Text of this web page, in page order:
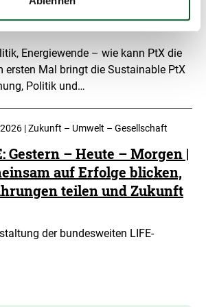
PtX Amid Global
Energiewende – wie kann PtX die
ersten Mal bringt die Sustainable PtX
Politik und…
| Zukunft – Umwelt – Gesellschaft
Gestern – Heute – Morgen |
auf Erfolge blicken,
teilen und Zukunft
der bundesweiten LIFE-